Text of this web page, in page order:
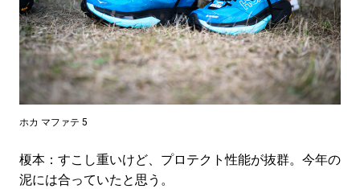
ホカ マファテ 5
榎本：すこし重いけど、プロテクト性能が抜群。今年の
泥には合っていたと思う。